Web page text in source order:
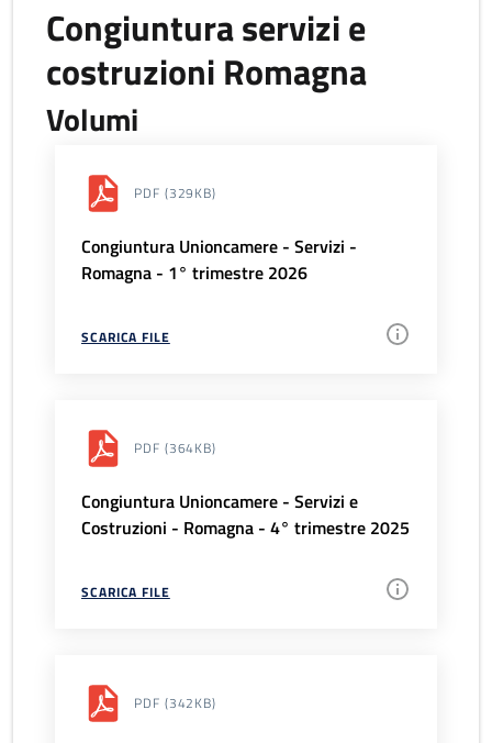
Congiuntura servizi e
costruzioni Romagna
Volumi
PDF (329KB)
Congiuntura Unioncamere - Servizi -
Romagna - 1° trimestre 2026
SCARICA FILE
PDF (364KB)
Congiuntura Unioncamere - Servizi e
Costruzioni - Romagna - 4° trimestre 2025
SCARICA FILE
PDF (342KB)